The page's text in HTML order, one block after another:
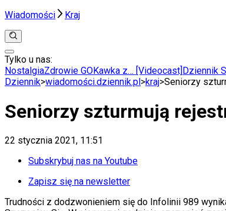
Wiadomości
Kraj
Anuluj
Wiadomości
Kraj
Nauka
Ciekawostki
Gospodarka
Aktualności
Emerytury
Finanse
Praca
Twoje finanse
Tylko u nas:
NostalgiaZdrowie GOKawka z… [Videocast] Dziennik
Dziennik>wiadomości.dziennik.pl >kraj>Seniorzy
Seniorzy szturmują
22 stycznia 2021, 11:51
Subskrybuj nas na Youtube
Zapisz się na newsletter
Trudności z dodzwonieniem się do Infolinii 989